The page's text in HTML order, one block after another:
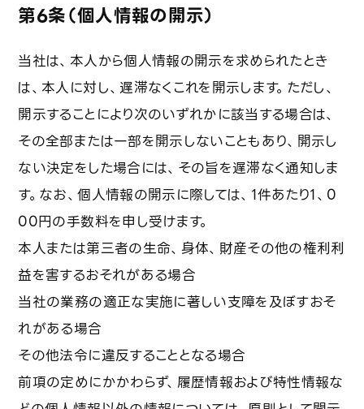
第6条（個人情報の開示）
当社は、本人から個人情報の開示を求められたとき
は、本人に対し、遅滞なくこれを開示します。ただし、
開示することにより次のいずれかに該当する場合は、
その全部または一部を開示しないこともあり、開示し
ない決定をした場合には、その旨を遅滞なく通知しま
す。なお、個人情報の開示に際しては、1件あたり1、0
00円の手数料を申し受けます。
本人または第三者の生命、身体、財産その他の権利利
益を害するおそれがある場合
当社の業務の適正な実施に著しい支障を及ぼすおそ
れがある場合
その他法令に違反することとなる場合
前項の定めにかかわらず、履歴情報および特性情報な